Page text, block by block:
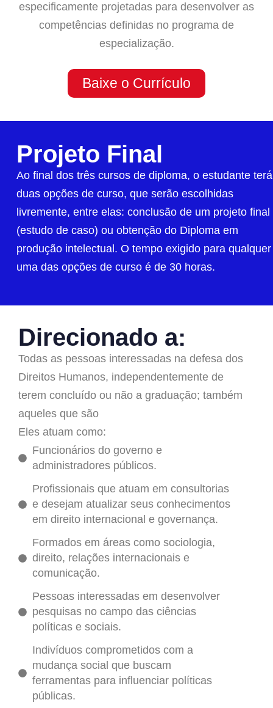
especificamente projetadas para desenvolver as
competências definidas no programa de
especialização.
Baixe o Currículo
Projeto Final
Ao final dos três cursos de diploma, o estudante terá
duas opções de curso, que serão escolhidas
livremente, entre elas: conclusão de um projeto final
(estudo de caso) ou obtenção do Diploma em
produção intelectual. O tempo exigido para qualquer
uma das opções de curso é de 30 horas.
Direcionado a:
Todas as pessoas interessadas na defesa dos
Direitos Humanos, independentemente de
terem concluído ou não a graduação; também
aqueles que são
Eles atuam como:
Funcionários do governo e
administradores públicos.
Profissionais que atuam em consultorias
e desejam atualizar seus conhecimentos
em direito internacional e governança.
Formados em áreas como sociologia,
direito, relações internacionais e
comunicação.
Pessoas interessadas em desenvolver
pesquisas no campo das ciências
políticas e sociais.
Indivíduos comprometidos com a
mudança social que buscam
ferramentas para influenciar políticas
públicas.